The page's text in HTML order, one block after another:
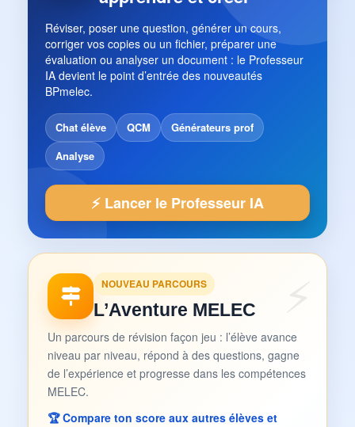
Réviser, poser une question, générer un cours,
corriger vos copies ou un fichier, préparer une
évaluation ou analyser un document : le Professeur
IA devient le point d’entrée des nouveautés
BPmelec.
Chat élève QCM
Générateurs prof
Analyse
⚡ Lancer le Professeur IA
NOUVEAU PARCOURS
L’Aventure MELEC
Un parcours de révision façon jeu : l’élève avance
niveau par niveau, répond à des questions, gagne
de l’expérience et progresse dans les compétences
MELEC.
🏆 Compare ton score aux autres élèves et